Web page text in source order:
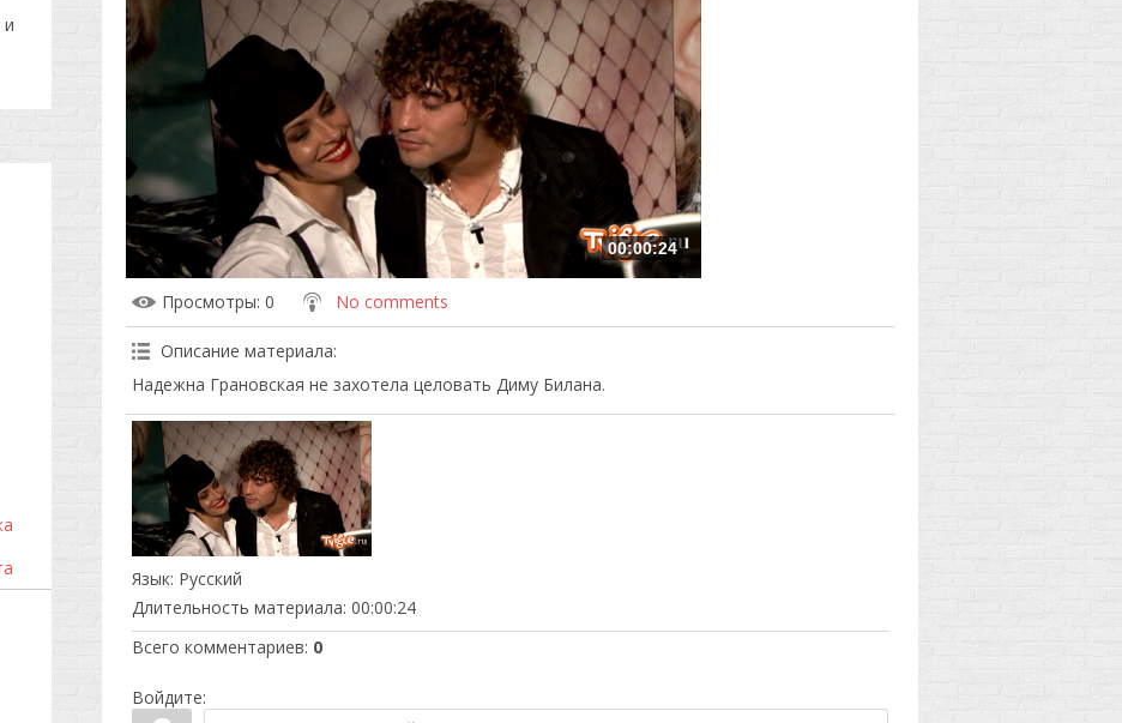
и
00:00:24
Просмотры: 0 No comments
Описание материала:
Надежна Грановская не захотела целовать Диму Билана.
Язык: Русский
Длительность материала: 00:00:24
Всего комментариев: 0
Войдите: